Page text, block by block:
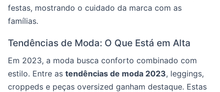
festas, mostrando o cuidado da marca com as
famílias.
Tendências de Moda: O Que Está em Alta
Em 2023, a moda busca conforto combinado com
estilo. Entre as tendências de moda 2023, leggings,
croppeds e peças oversized ganham destaque. Estas